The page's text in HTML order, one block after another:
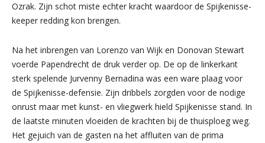
Ozrak. Zijn schot miste echter kracht waardoor de Spijkenisse-
keeper redding kon brengen.
Na het inbrengen van Lorenzo van Wijk en Donovan Stewart
voerde Papendrecht de druk verder op. De op de linkerkant
sterk spelende Jurvenny Bernadina was een ware plaag voor
de Spijkenisse-defensie. Zijn dribbels zorgden voor de nodige
onrust maar met kunst- en vliegwerk hield Spijkenisse stand. In
de laatste minuten vloeiden de krachten bij de thuisploeg weg.
Het gejuich van de gasten na het affluiten van de prima